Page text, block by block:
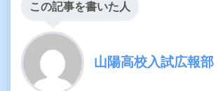
この記事を書いた人
山陽高校入試広報部